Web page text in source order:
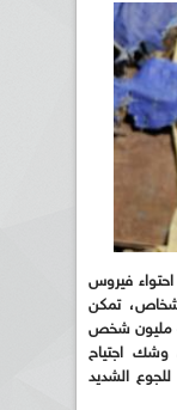
فيروس
الأشخاص، تمكن
برنامج الأغذية العالمي من توفير الغذاء لـ 4.5 مليون شخص
وشك اجتياح
الشديد